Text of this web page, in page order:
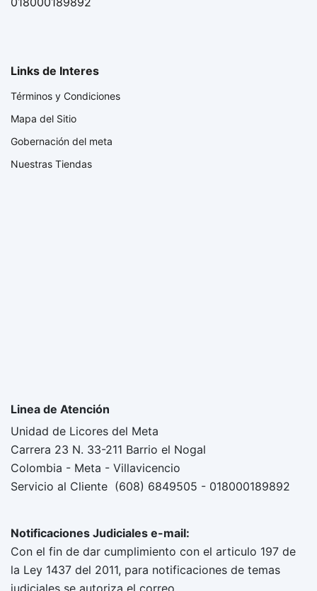
Links de Interes
Términos y Condiciones
Mapa del Sitio
Gobernación del meta
Nuestras Tiendas
Linea de Atención
Unidad de Licores del Meta
Carrera 23 N. 33-211 Barrio el Nogal
Colombia - Meta - Villavicencio
Servicio al Cliente (608) 6849505 - 018000189892
Notificaciones Judiciales e-mail:
Con el fin de dar cumplimiento con el articulo 197 de
la Ley 1437 del 2011, para notificaciones de temas
judiciales se autoriza el correo